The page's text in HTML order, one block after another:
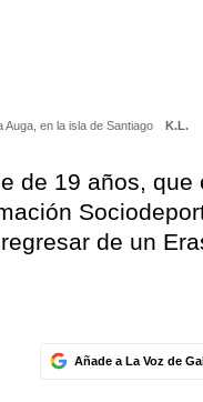
en la isla de Santiago K.L.
de 19 años, que
de un
Añade a La Voz de